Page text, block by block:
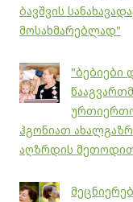
ბავშვის
მოსახმარებლად"
"ბებიები
ჰგონიათ
აღზრდის მეთოდით